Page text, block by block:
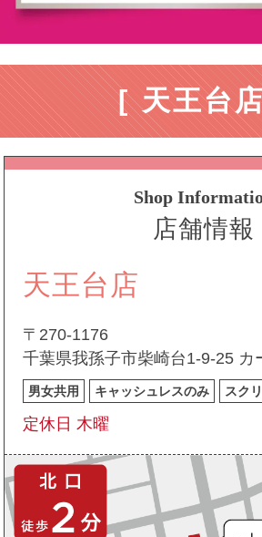
[ 天王台
Shop
店舗情報
天王台店
〒270-1176
千葉県我孫子市柴崎台1-9-25 カ
男女共用 キャッシュレスのみ スク
定休日 木曜